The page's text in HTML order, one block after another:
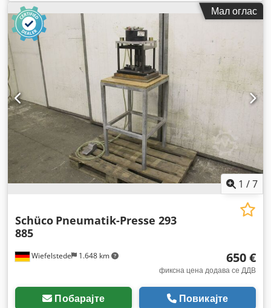
Мал оглас
1 /7
Wiefelstede 1.648 km
Schüco Pneumatik-Presse 293
885
650 €
фиксна цена додава се ДДВ
Побарајте Повикајте